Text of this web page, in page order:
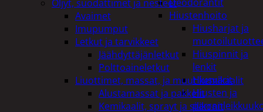
Hiustenhoito
Hiusharjat ja
Hiuspinnit ja
lenkit
Hiusvärit
Hiusten ja
Öljyt, suodattimet ja nesteet
Avaimet
Imupumput
Letkut ja tarvikkeet
Jäähdyttäjänletkut
Polttoaineletkut
Liuottimet, massat, ja muut kemikaalit
Alustamassat ja pakkelit
Kemikaalit, sprayt ja silikonit